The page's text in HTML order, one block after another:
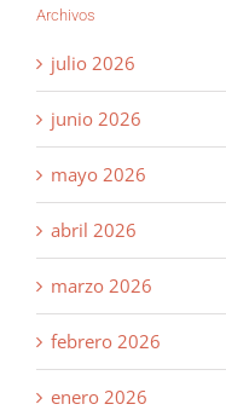
Archivos
julio 2026
junio 2026
mayo 2026
abril 2026
marzo 2026
febrero 2026
enero 2026